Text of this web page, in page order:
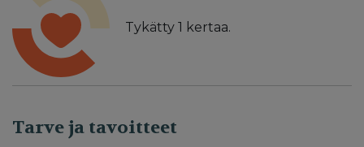
Tykätty 1 kertaa.
Tarve ja tavoitteet